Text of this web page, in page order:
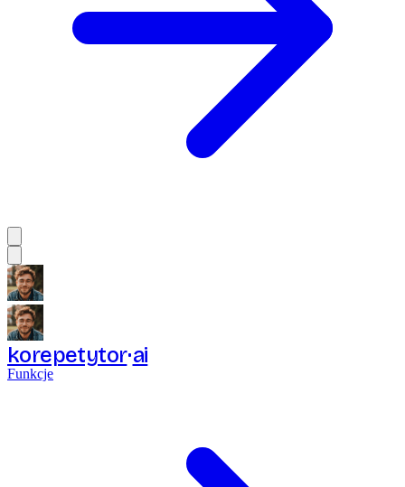
korepetytor ai
Funkcje